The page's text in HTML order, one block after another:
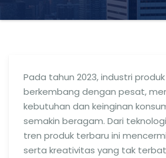
Pada tahun 2023, industri
berkembang dengan pesat,
kebutuhan dan keinginan
semakin beragam. Dari
tren produk terbaru ini
serta kreativitas yang tak